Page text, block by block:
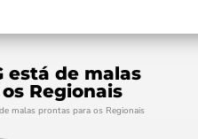
está de malas
Regionais
malas prontas para os Regionais